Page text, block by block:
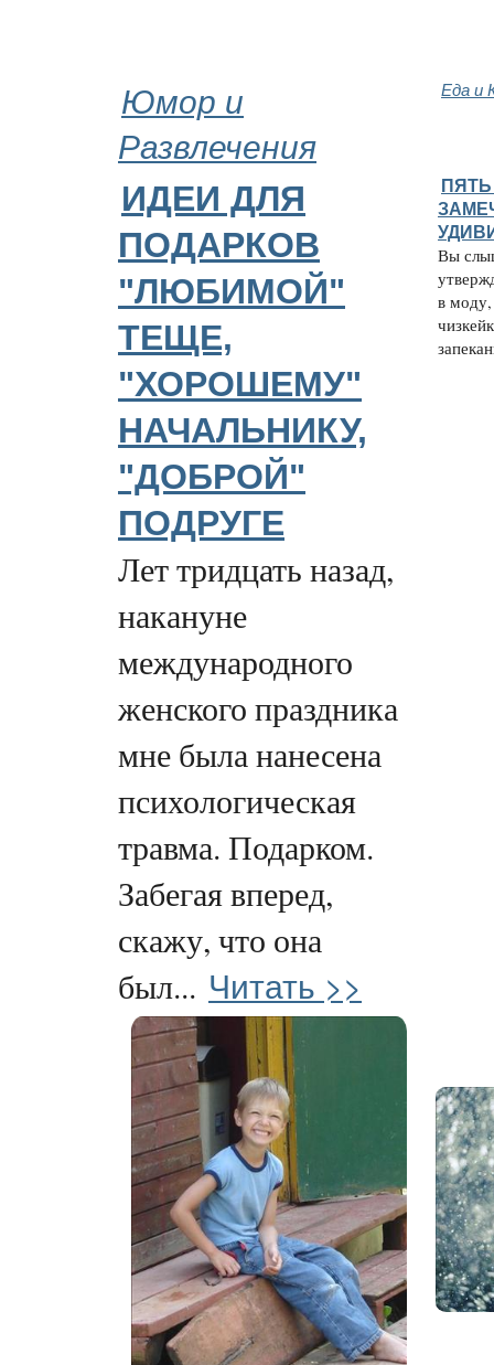
Юмор и
Развлечения
Еда и
ИДЕИ ДЛЯ
ПОДАРКОВ
"ЛЮБИМОЙ"
ТЕЩЕ,
"ХОРОШЕМУ"
НАЧАЛЬНИКУ,
"ДОБРОЙ"
ПОДРУГЕ
Лет тридцать назад,
накануне
международного
женского праздника
мне была нанесена
психологическая
травма. Подарком.
Забегая вперед,
скажу, что она
был... Читать >>
Вы
в